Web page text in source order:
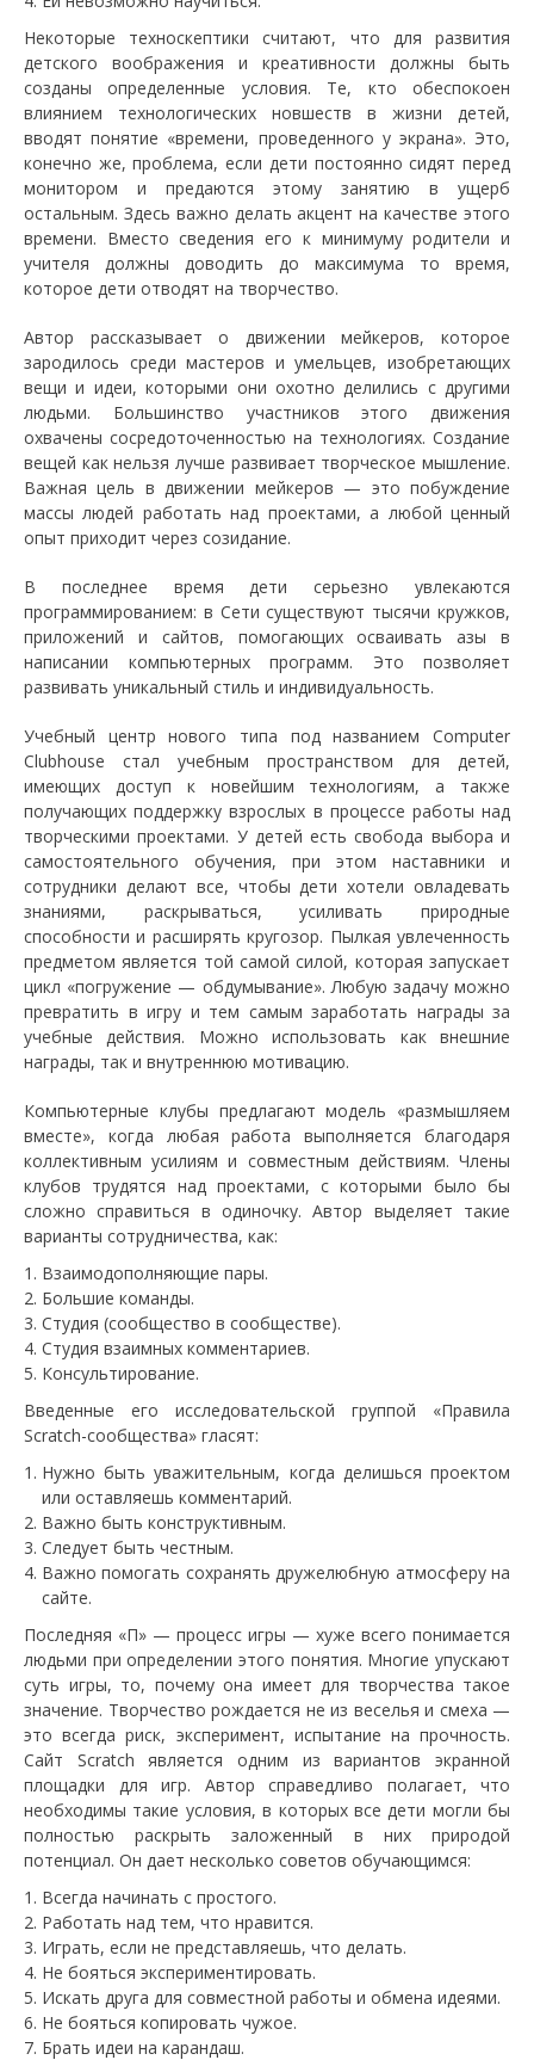
Некоторые техноскептики считают, что для развития
детского воображения и креативности должны быть
созданы определенные условия. Те, кто обеспокоен
влиянием технологических новшеств в жизни детей,
вводят понятие «времени, проведенного у экрана». Это,
конечно же, проблема, если дети постоянно сидят перед
монитором и предаются этому занятию в ущерб
остальным. Здесь важно делать акцент на качестве этого
времени. Вместо сведения его к минимуму родители и
учителя должны доводить до максимума то время,
которое дети отводят на творчество.
Автор рассказывает о движении мейкеров, которое
зародилось среди мастеров и умельцев, изобретающих
вещи и идеи, которыми они охотно делились с другими
людьми. Большинство участников этого движения
охвачены сосредоточенностью на технологиях. Создание
вещей как нельзя лучше развивает творческое мышление.
Важная цель в движении мейкеров — это побуждение
массы людей работать над проектами, а любой ценный
опыт приходит через созидание.
В последнее время дети серьезно увлекаются
программированием: в Сети существуют тысячи кружков,
приложений и сайтов, помогающих осваивать азы в
написании компьютерных программ. Это позволяет
развивать уникальный стиль и индивидуальность.
Учебный центр нового типа под названием Computer
Clubhouse стал учебным пространством для детей,
имеющих доступ к новейшим технологиям, а также
получающих поддержку взрослых в процессе работы над
творческими проектами. У детей есть свобода выбора и
самостоятельного обучения, при этом наставники и
сотрудники делают все, чтобы дети хотели овладевать
знаниями, раскрываться, усиливать природные
способности и расширять кругозор. Пылкая увлеченность
предметом является той самой силой, которая запускает
цикл «погружение — обдумывание». Любую задачу можно
превратить в игру и тем самым заработать награды за
учебные действия. Можно использовать как внешние
награды, так и внутреннюю мотивацию.
Компьютерные клубы предлагают модель «размышляем
вместе», когда любая работа выполняется благодаря
коллективным усилиям и совместным действиям. Члены
клубов трудятся над проектами, с которыми было бы
сложно справиться в одиночку. Автор выделяет такие
варианты сотрудничества, как:
Взаимодополняющие пары.
Большие команды.
Студия (сообщество в сообществе).
Студия взаимных комментариев.
Консультирование.
Введенные его исследовательской группой «Правила
Scratch-сообщества» гласят:
Нужно быть уважительным, когда делишься проектом
или оставляешь комментарий.
Важно быть конструктивным.
Следует быть честным.
Важно помогать сохранять дружелюбную атмосферу на
сайте.
Последняя «П» — процесс игры — хуже всего понимается
людьми при определении этого понятия. Многие упускают
суть игры, то, почему она имеет для творчества такое
значение. Творчество рождается не из веселья и смеха —
это всегда риск, эксперимент, испытание на прочность.
Сайт Scratch является одним из вариантов экранной
площадки для игр. Автор справедливо полагает, что
необходимы такие условия, в которых все дети могли бы
полностью раскрыть заложенный в них природой
потенциал. Он дает несколько советов обучающимся:
Всегда начинать с простого.
Работать над тем, что нравится.
Играть, если не представляешь, что делать.
Не бояться экспериментировать.
Искать друга для совместной работы и обмена идеями.
Не бояться копировать чужое.
Брать идеи на карандаш.